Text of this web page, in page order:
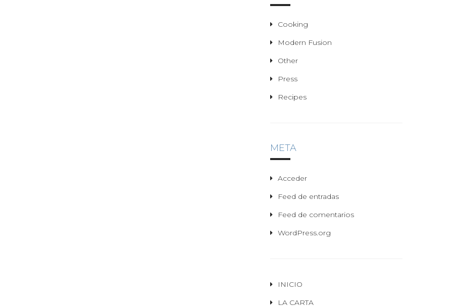
Cooking
Modern Fusion
Other
Press
Recipes
META
Acceder
Feed de entradas
Feed de comentarios
WordPress.org
INICIO
LA CARTA